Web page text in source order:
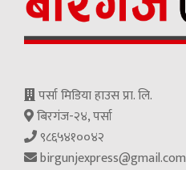
पर्सा मिडिया हाउस प्रा. लि.
बिरगंज-२४, पर्सा
९८६५४१००४२
birgunjexpress@gmail.com